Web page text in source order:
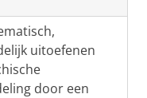
uitoefenen
door een